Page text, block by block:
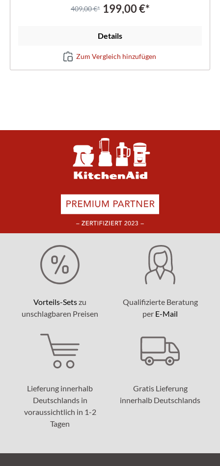
199,00 €*
409,00 €*
Details
Zum Vergleich hinzufügen
Vorteils-Setszu
unschlagbaren Preisen
Qualifizierte Beratung
per E-Mail
Lieferung innerhalb
Deutschlands in
voraussichtlich in 1-2
Tagen
Gratis Lieferung
innerhalb Deutschlands